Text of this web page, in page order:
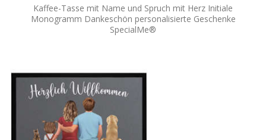
Kaffee-Tasse mit Name und Spruch mit Herz Initiale
Monogramm Dankeschön personalisierte Geschenke
SpecialMe®